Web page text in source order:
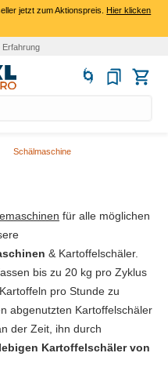
jetzt zum Aktionspreis.Hier klicken
Erfahrung
Schälmaschine
für alle möglichen
& Kartoffelschäler.
bis zu 20 kg pro Zyklus
pro Stunde zu
abgenutzten Kartoffelschäler
der Zeit, ihn durch
Kartoffelschäler von